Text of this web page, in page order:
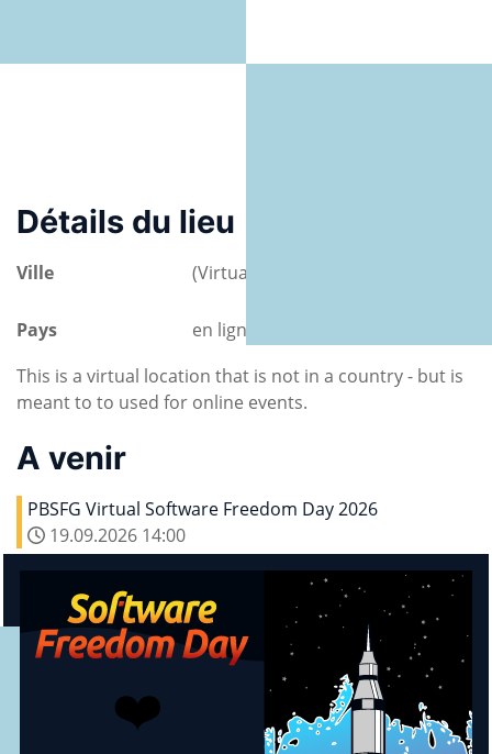
Détails du lieu
Ville (Virtual event)
Pays
en ligne
This is a virtual location that is not in a country - but is
meant to to used for online events.
A venir
PBSFG Virtual Software Freedom Day 2026
19.09.2026 14:00